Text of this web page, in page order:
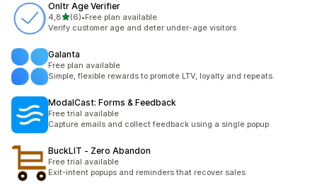
Onltr Age Verifier
4,85 yıldız üzerinden
(6)
toplam 6 değerlendirme
•Free plan available
Verify customer age and deter under-age visitors
Galanta
Free plan available
Simple, flexible rewards to promote LTV, loyalty and repeats.
ModalCast: Forms & Feedback
Free trial available
Capture emails and collect feedback using a single popup
BuckLIT ‑ Zero Abandon
Free trial available
Exit-intent popups and reminders that recover sales